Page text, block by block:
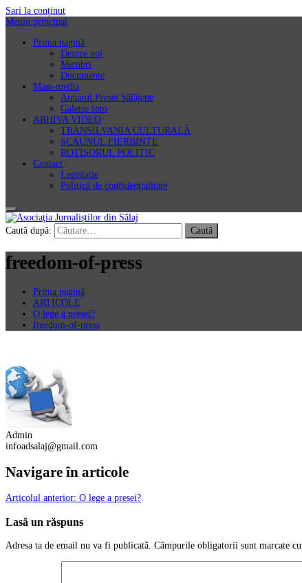
Sari la conținut
Meniu principal
Prima pagină
Despre noi
Membri
Documente
Mass-media
Anuarul Presei Sălăjene
Galerie foto
ARHIVA VIDEO
TRANSILVANIA CULTURALĂ
SCAUNUL FIERBINTE
ROTISORUL POLITIC
Contact
Legislație
Politică de confidențialitate
Asociaţia Jurnaliștilor din Sălaj
Caută după:
freedom-of-press
Prima pagină
ARTICOLE
O lege a presei?
freedom-of-press
Admin
infoadsalaj@gmail.com
Navigare în articole
Articolul anterior: O lege a presei?
Lasă un răspuns
Adresa ta de email nu va fi publicată. Câmpurile obligatorii sunt marcate cu